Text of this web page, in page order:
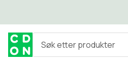
Søk etter produkter